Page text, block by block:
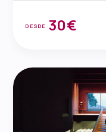
DESDE 30€